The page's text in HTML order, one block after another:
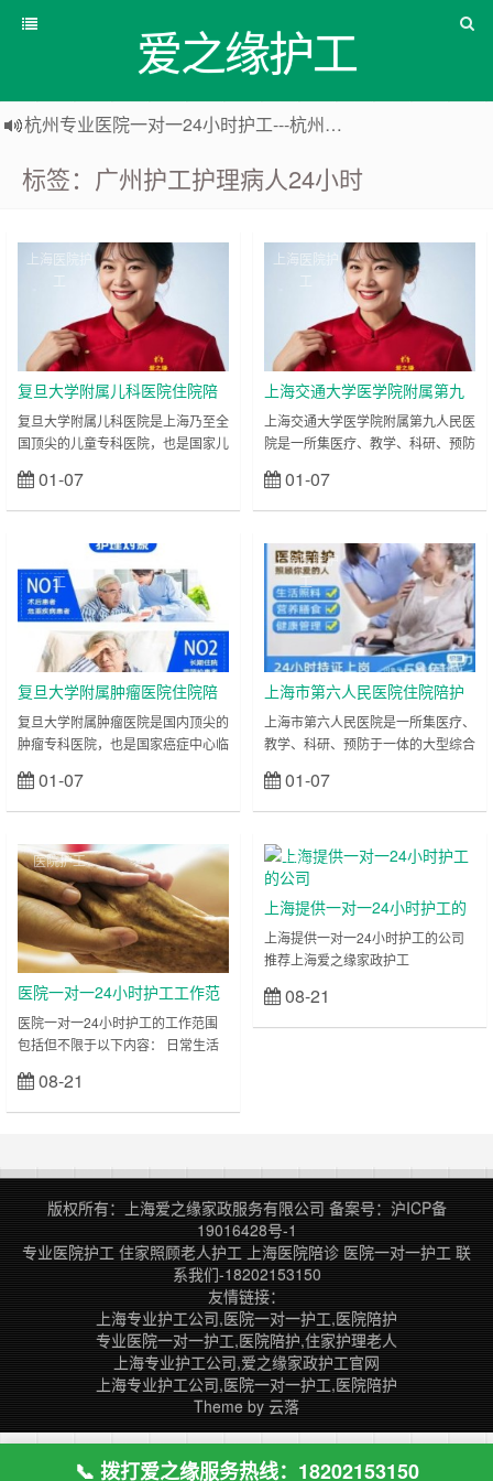
爱之缘护工
杭州专业医院一对一24小时护工---杭州爱之缘护工 18202153150
上海住家一对一护工---上海爱之缘护工 18202153150
标签：广州护工护理病人24小时
上海医院护
复旦大学附属儿科医院住院陪
护陪诊-医院护工服务
复旦大学附属儿科医院是上海乃至全
国顶尖的儿童专科医院，也是国家儿
科、罕见病诊治、新生儿重症监护等
领域具备强大的医疗实力，承担着各
重症儿童的救治任务。儿童患者由于
年龄小、表达能力弱，且对医院环境
易产生恐惧心理，护理工作不仅需要
专业的技能，更需要足够的耐心与爱
心，其护理难度远高于成人患者。比
如新生儿患者（尤其是早产儿、低体
重儿）的喂养、黄……
01-07
上海医院护
上海交通大学医学院附属第九
人民医院住院陪护陪诊-医院护
工服务
上海交通大学医学院附属第九人民医
院是一所集医疗、教学、科研、预防
腔科、眼科、整形外科为核心特色，
其中口腔科是国家临床重点专科，在
等领域处于国内领先水平；整形外科
更是被誉为“中国整形外科的摇篮”，
在整形美容、畸形修复等方面享有国
际声誉；眼科在白内障、青光眼、眼
底病等诊治方面也具备强大的医疗实
力。每天，来自全国各地乃至海外的
患者慕名而来……
01-07
工
复旦大学附属肿瘤医院住院陪
护陪诊-医院护工服务
复旦大学附属肿瘤医院是国内顶尖的
肿瘤专科医院，也是国家癌症中心临
理科、乳腺外科等领域实力雄厚，尤
其在肺癌、乳腺癌、胃癌、肠癌等常
于国内领先水平，承担着大量肿瘤患
者的诊断、治疗与康复工作。肿瘤患
者的治疗过程往往漫长且复杂，化
疗、放疗、手术等多种治疗方式相结
合是常见的诊疗方案，而这些治疗方
式会给患者身体带来极大消耗，同时
患者的心理状态也……
01-07
上海医院护
工
上海市第六人民医院住院陪护
陪诊-医院护工服务
上海市第六人民医院是一所集医疗、
教学、科研、预防于一体的大型综合
运动医学科是医院的核心特色专科，
骨科更是入选国家临床重点专科，在
复、人工关节置换、脊柱外科、运动
损伤修复等方面积累了丰富的临床经
验，每年吸引大量来自全国各地的骨
科患者就诊。同时，医院的内分泌科
在糖尿病及其并发症的诊治方面处于
国内先进水平，接收的糖尿病足、糖
尿病肾病等并发症……
01-07
医院护工
医院一对一24小时护工工作范
围
医院一对一24小时护工的工作范围
包括但不限于以下内容： 日常生活
活活动，如洗漱、穿衣、进食、如厕
等。他们可能需要协助患者进行身体
本医疗护理，如测量体温、血压、脉
搏等生命体征，给予药物按时服用，
更换伤口敷料等。 病情观察：护工
需要密切观察患者的病情变化，包括
体温、呼吸、心率、血压等，并及时
08-21
医院护工
上海提供一对一24小时护工的
公司
上海提供一对一24小时护工的公司
推荐上海爱之缘家政护工
口老龄化的加剧和家庭结构的变化，
越来越多的家庭需要专业的护理服务
司是上海爱之缘家政护工。 上海爱
之缘家政护工是一……
08-21
版权所有：上海爱之缘家政服务有限公司 备案号： 沪ICP备
19016428号-1
专业医院护工 住家照顾老人护工 上海医院陪诊 医院一对一护工 联
系我们-18202153150
友情链接：
上海专业护工公司,医院一对一护工,医院陪护
专业医院一对一护工,医院陪护,住家护理老人
上海专业护工公司,爱之缘家政护工官网
上海专业护工公司,医院一对一护工,医院陪护
Theme by 云落
📞 拨打爱之缘服务热线：18202153150